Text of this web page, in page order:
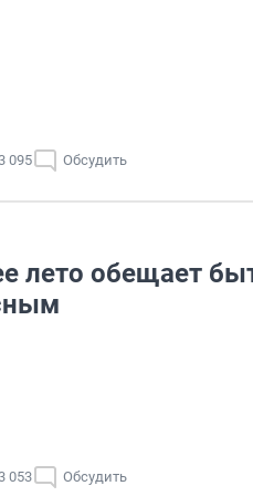
095 Обсудить
лето обещает
053 Обсудить